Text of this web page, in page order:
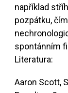
například
pozpátku,
spontánním
Literatura:
Aaron Scott,